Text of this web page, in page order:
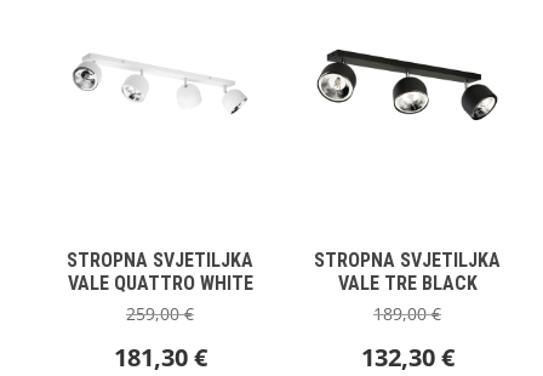
STROPNA SVJETILJKA
VALE QUATTRO WHITE
259,00€
181,30€
STROPNA SVJETILJKA
VALE TRE BLACK
189,00€
132,30€